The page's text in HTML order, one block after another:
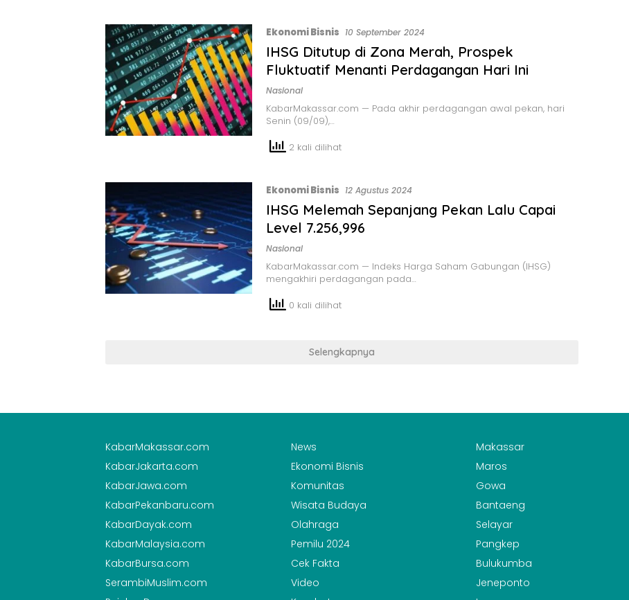
Ekonomi Bisnis 10 September 2024
IHSG Ditutup di Zona Merah, Prospek
Fluktuatif Menanti Perdagangan Hari Ini
Nasional
KabarMakassar.com — Pada akhir perdagangan awal pekan, hari
Senin (09/09),…
2 kali dilihat
Ekonomi Bisnis 12 Agustus 2024
IHSG Melemah Sepanjang Pekan Lalu Capai
Level 7.256,996
Nasional
KabarMakassar.com — Indeks Harga Saham Gabungan (IHSG)
mengakhiri perdagangan pada…
0 kali dilihat
Selengkapnya
KabarMakassar.com
KabarJakarta.com
KabarJawa.com
KabarPekanbaru.com
KabarDayak.com
KabarMalaysia.com
KabarBursa.com
SerambiMuslim.com
News
Ekonomi Bisnis
Komunitas
Wisata Budaya
Olahraga
Pemilu 2024
Cek Fakta
Video
Makassar
Maros
Gowa
Bantaeng
Selayar
Pangkep
Bulukumba
Jeneponto